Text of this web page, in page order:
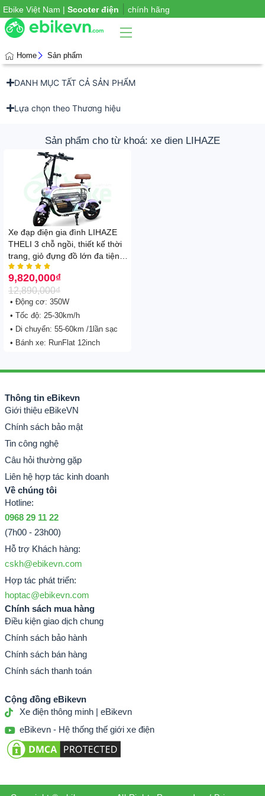
Ebike Việt Nam | Scooter điện chính hãng
Home Sản phẩm
DANH MỤC TẤT CẢ SẢN PHẨM
Lựa chọn theo Thương hiệu
Sản phẩm cho từ khoá: xe dien LIHAZE
Xe đạp điện gia đình LIHAZE
THELI 3 chỗ ngồi, thiết kế thời
trang, giỏ đựng đồ lớn đa tiện
ích
    
12,890,000₫
9,820,000₫
• Động cơ: 350W
• Tốc độ: 25-30km/h
• Di chuyển: 55-60km /1lần sạc
• Bánh xe: RunFlat 12inch
Thông tin eBikevn
Giới thiệu eBikeVN
Chính sách bảo mật
Tin công nghệ
Câu hỏi thường gặp
Liên hệ hợp tác kinh doanh
Về chúng tôi
Hotline:
0968 29 11 22
(7h00 - 23h00)
Hỗ trợ Khách hàng:
cskh@ebikevn.com
Hợp tác phát triển:
hoptac@ebikevn.com
Chính sách mua hàng
Điều kiện giao dịch chung
Chính sách bảo hành
Chính sách bán hàng
Chính sách thanh toán
Cộng đồng eBikevn
Xe điện thông minh | eBikevn
eBikevn - Hệ thống thế giới xe điện